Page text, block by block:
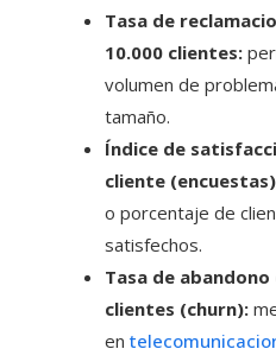
Tasa de
10.000 clientes:
volumen de
tamaño.
Índice de
cliente
o porcentaje de
satisfechos.
Tasa de
clientes (churn):
en